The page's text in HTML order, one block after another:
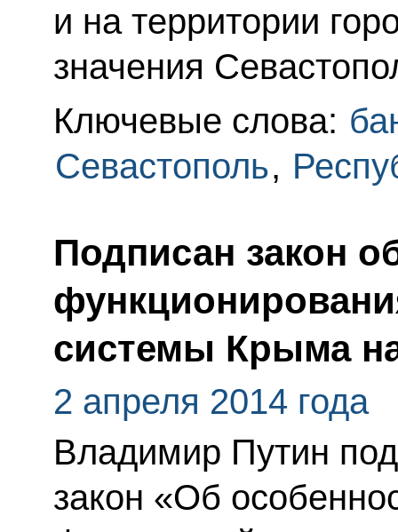
и на территории
значения
Ключевые слова:
Севастополь,
Подписан закон
системы Крыма
2 апреля 2014 года
Владимир Путин
закон «Об